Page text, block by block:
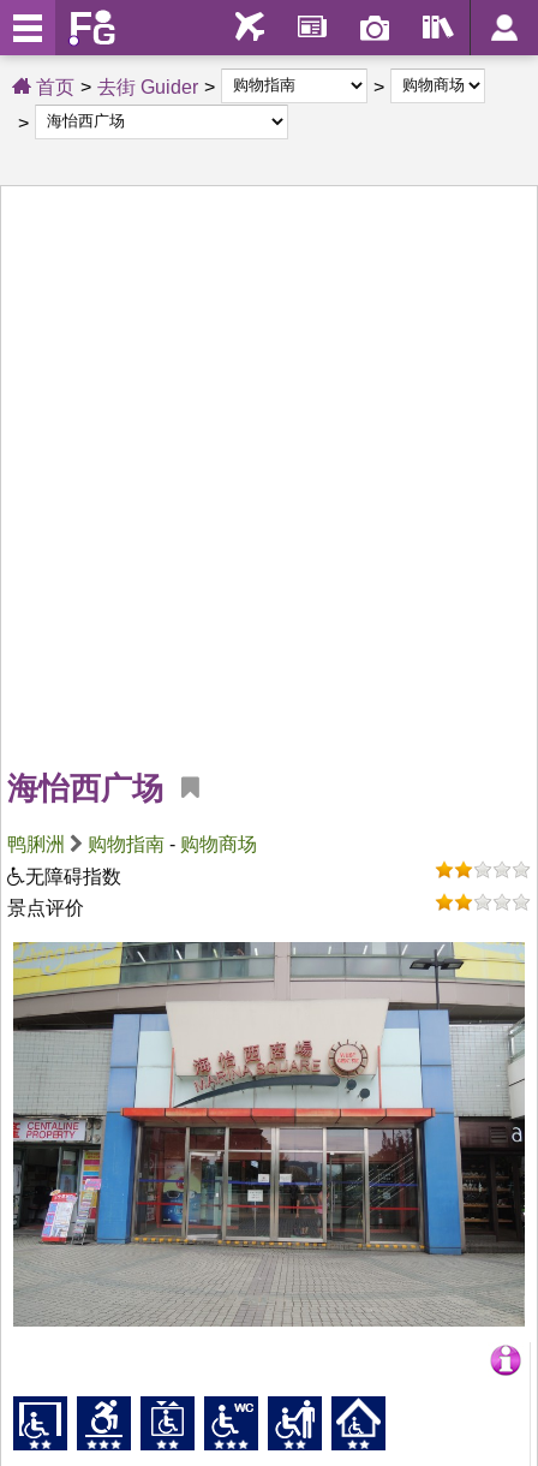
首页 去街 Guider
海怡西广场
鸭脷洲 购物指南 - 购物商场
无障碍指数
景点评价